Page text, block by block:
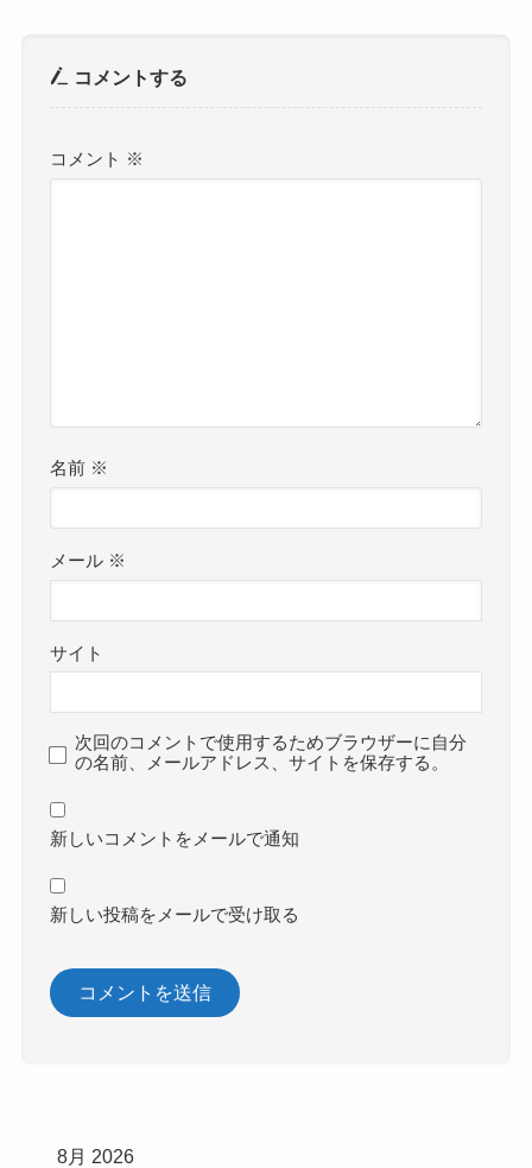
コメントする
コメント ※
名前 ※
メール ※
サイト
次回のコメントで使用するためブラウザーに自分
の名前、メールアドレス、サイトを保存する。
新しいコメントをメールで通知
新しい投稿をメールで受け取る
8月 2026